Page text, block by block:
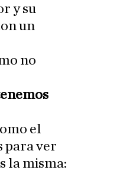
y su
un
no
el
para ver
la misma: